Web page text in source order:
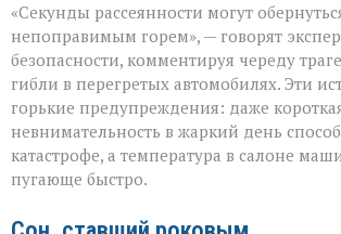
в
«Секунды рассеянности могут
непоправимым горем», — говорят
безопасности, комментируя череду
гибли в перегретых автомобилях. Эти
горькие предупреждения: даже
невнимательность в жаркий день
катастрофе, а температура в салоне
пугающе быстро.